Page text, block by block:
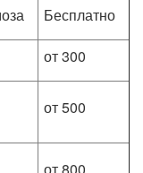
Бесплатно
от 300
от 500
от 800